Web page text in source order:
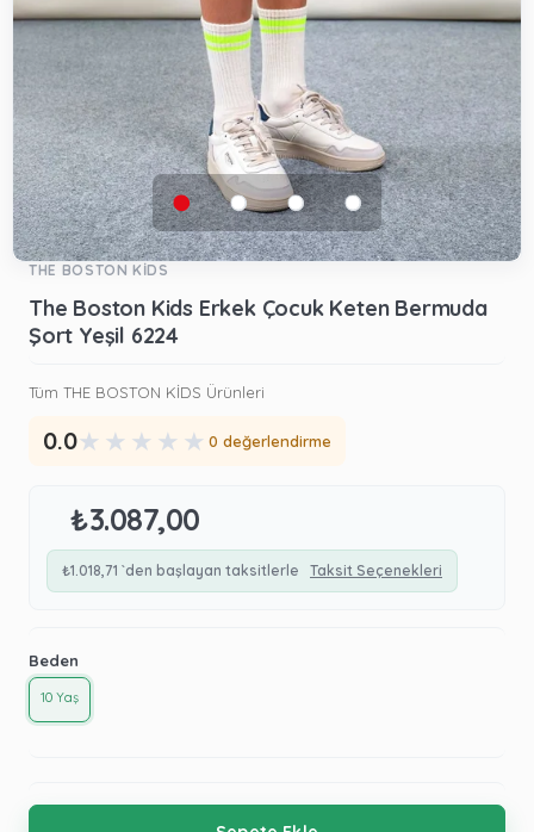
THE BOSTON KİDS
The Boston Kids Erkek Çocuk Keten Bermuda
Şort Yeşil 6224
Tüm THE BOSTON KİDS Ürünleri
0.0★ ★ ★ ★ ★ 0 değerlendirme
₺3.087,00
₺1.018,71 `den başlayan taksitlerle Taksit Seçenekleri
Beden
10 Yaş